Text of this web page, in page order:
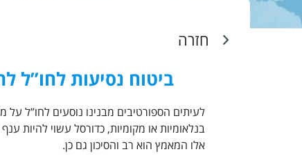
חזרה
ביטוח נסיעות לחו”ל
לעיתים הספורטיבים מבנינו נוסעים לחו”ל
בנלאומיות או מקומיות, כדורסל עשוי להיות
אלו המאמץ הוא רב והסיכון גם כן.